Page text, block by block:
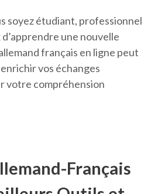
soyez étudiant, professionnel
une nouvelle
français en ligne peut
vos échanges
votre compréhension
Français